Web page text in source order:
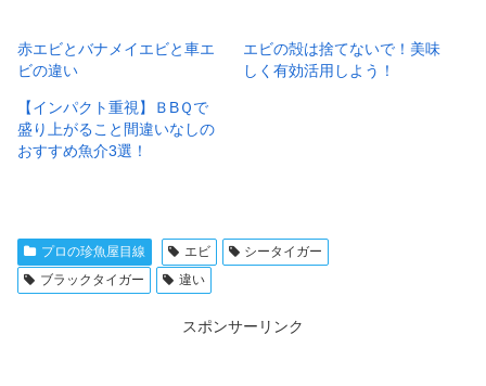
赤エビとバナメイエビと車エ
ビの違い
エビの殻は捨てないで！美味
しく有効活用しよう！
【インパクト重視】ＢBＱで
盛り上がること間違いなしの
おすすめ魚介3選！
プロの珍魚屋目線 エビ
シータイガー
ブラックタイガー
違い
スポンサーリンク